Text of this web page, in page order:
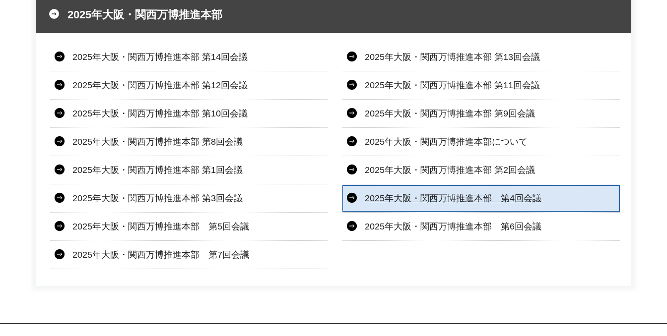
2025年大阪・関西万博推進本部
2025年大阪・関西万博推進本部 第14回会議 2025年大阪・関西万博推進本部 第13回会議
2025年大阪・関西万博推進本部 第12回会議 2025年大阪・関西万博推進本部 第11回会議
2025年大阪・関西万博推進本部 第10回会議 2025年大阪・関西万博推進本部 第9回会議
2025年大阪・関西万博推進本部 第8回会議 2025年大阪・関西万博推進本部について
2025年大阪・関西万博推進本部 第1回会議 2025年大阪・関西万博推進本部 第2回会議
2025年大阪・関西万博推進本部 第3回会議 2025年大阪・関西万博推進本部 第4回会議
2025年大阪・関西万博推進本部 第5回会議 2025年大阪・関西万博推進本部 第6回会議
2025年大阪・関西万博推進本部 第7回会議